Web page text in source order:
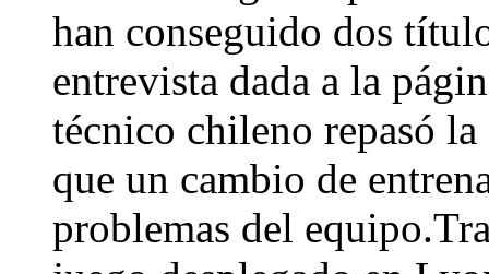
han conseguido dos
entrevista dada a la
técnico chileno repasó
que un cambio de
problemas del